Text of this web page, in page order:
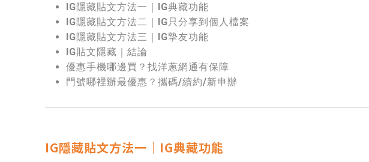
IG隱藏貼文方法一｜IG典藏功能
IG隱藏貼文方法二｜IG只分享到個人檔案
IG隱藏貼文方法三｜IG摯友功能
IG貼文隱藏｜結論
優惠手機哪邊買？找洋蔥網通有保障
門號哪裡辦最優惠？攜碼/續約/新申辦
IG隱藏貼文方法一｜IG典藏功能